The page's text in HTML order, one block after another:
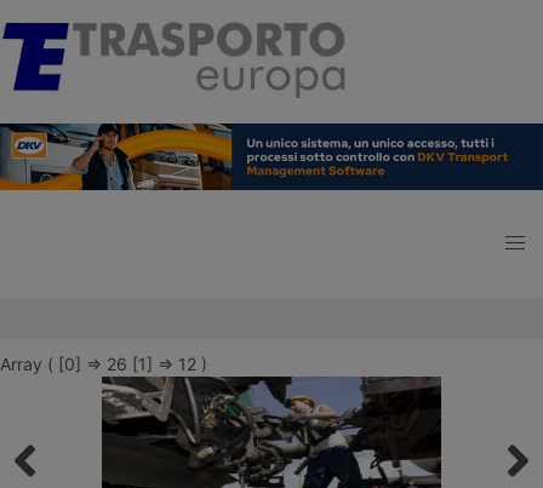
Array ( [0] => 26 [1] => 12 )